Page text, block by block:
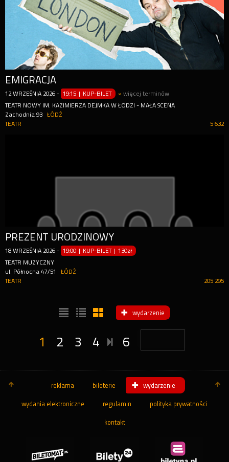
EMIGRACJA
12 WRZEŚNIA 2026 - 19:15 | KUP-BILET »więcej terminów
TEATR NOWY IM. KAZIMIERZA DEJMKA W ŁODZI - MAŁA SCENA
Zachodnia 93
ŁÓDŹ
5 632
TEATR
PREZENT URODZINOWY
18 WRZEŚNIA 2026 - 19:00 | KUP-BILET |130zł
TEATR MUZYCZNY
ul. Północna 47/51
ŁÓDŹ
205 295
TEATR
wydarzenie
1 2 3 4 6
reklama bileterie wydarzenie
wydania elektroniczne regulamin polityka prywatności
kontakt